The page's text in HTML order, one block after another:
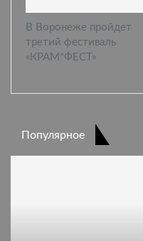
В Воронеже пройдет
третий фестиваль
«КРАМ*ФЕСТ»
Популярное